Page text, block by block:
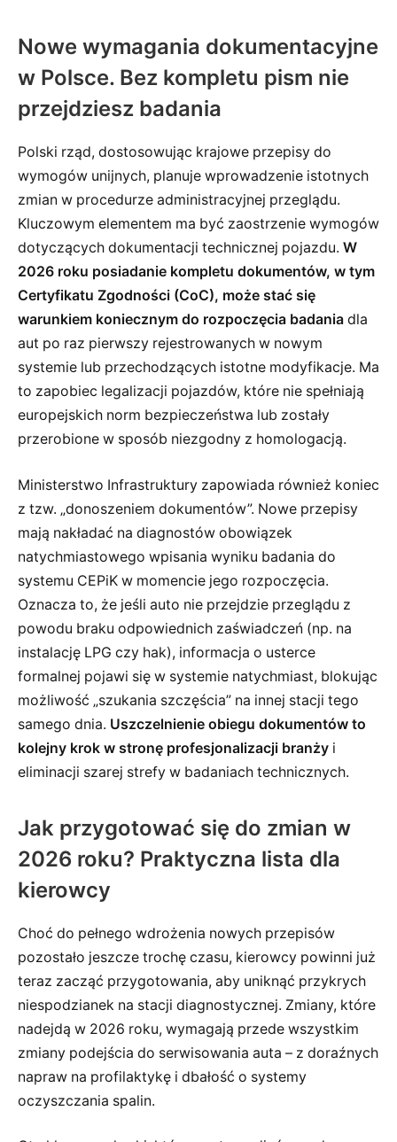
Nowe wymagania dokumentacyjne
w Polsce. Bez kompletu pism nie
przejdziesz badania
Polski rząd, dostosowując krajowe przepisy do
wymogów unijnych, planuje wprowadzenie istotnych
zmian w procedurze administracyjnej przeglądu.
Kluczowym elementem ma być zaostrzenie wymogów
dotyczących dokumentacji technicznej pojazdu. W
2026 roku posiadanie kompletu dokumentów, w tym
Certyfikatu Zgodności (CoC), może stać się
warunkiem koniecznym do rozpoczęcia badania dla
aut po raz pierwszy rejestrowanych w nowym
systemie lub przechodzących istotne modyfikacje. Ma
to zapobiec legalizacji pojazdów, które nie spełniają
europejskich norm bezpieczeństwa lub zostały
przerobione w sposób niezgodny z homologacją.
Ministerstwo Infrastruktury zapowiada również koniec
z tzw. „donoszeniem dokumentów”. Nowe przepisy
mają nakładać na diagnostów obowiązek
natychmiastowego wpisania wyniku badania do
systemu CEPiK w momencie jego rozpoczęcia.
Oznacza to, że jeśli auto nie przejdzie przeglądu z
powodu braku odpowiednich zaświadczeń (np. na
instalację LPG czy hak), informacja o usterce
formalnej pojawi się w systemie natychmiast, blokując
możliwość „szukania szczęścia” na innej stacji tego
samego dnia. Uszczelnienie obiegu dokumentów to
kolejny krok w stronę profesjonalizacji branży i
eliminacji szarej strefy w badaniach technicznych.
Jak przygotować się do zmian w
2026 roku? Praktyczna lista dla
kierowcy
Choć do pełnego wdrożenia nowych przepisów
pozostało jeszcze trochę czasu, kierowcy powinni już
teraz zacząć przygotowania, aby uniknąć przykrych
niespodzianek na stacji diagnostycznej. Zmiany, które
nadejdą w 2026 roku, wymagają przede wszystkim
zmiany podejścia do serwisowania auta – z doraźnych
napraw na profilaktykę i dbałość o systemy
oczyszczania spalin.